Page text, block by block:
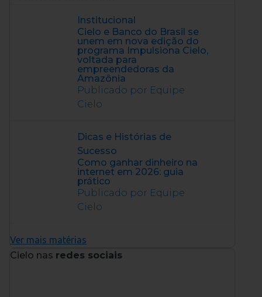
Institucional
Cielo e Banco do Brasil se
unem em nova edição do
programa Impulsiona Cielo,
voltada para
empreendedoras da
Amazônia
Publicado por Equipe
Cielo
Dicas e Histórias de
Sucesso
Como ganhar dinheiro na
internet em 2026: guia
prático
Publicado por Equipe
Cielo
Ver mais matérias
Cielo nas redes sociais